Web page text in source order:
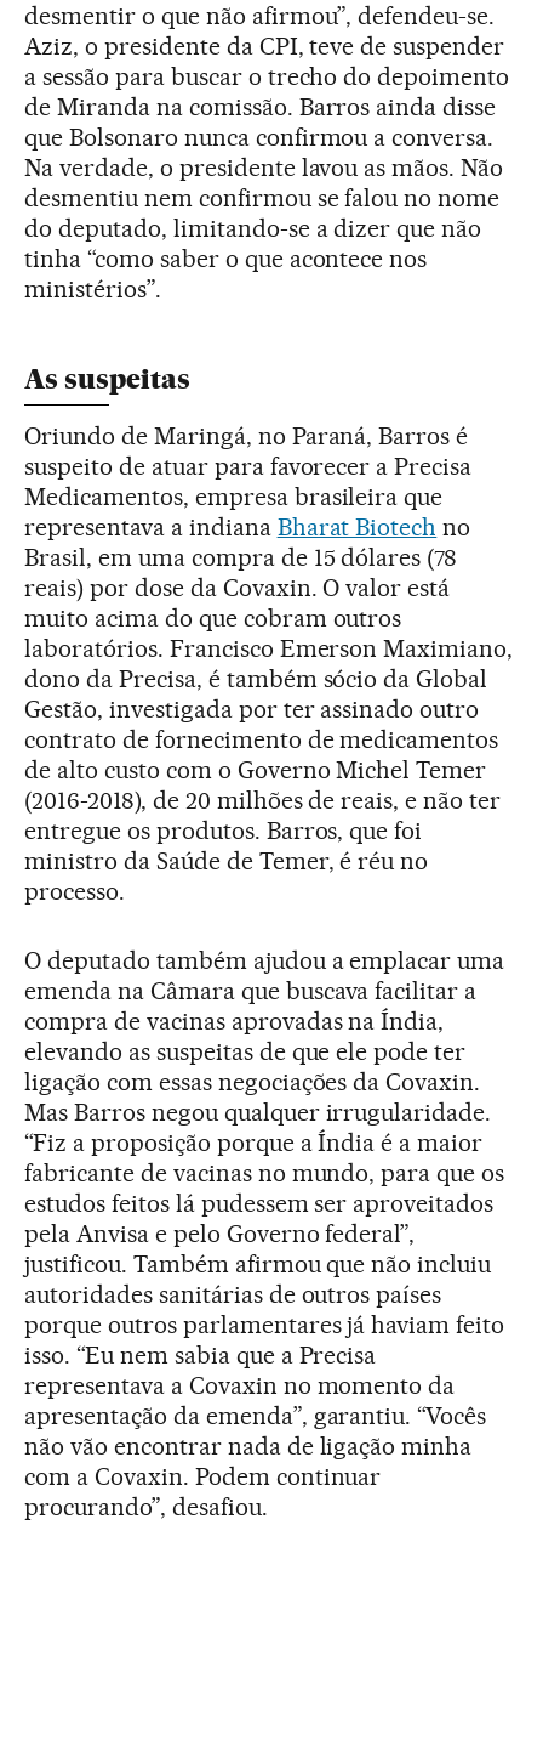
desmentir o que não afirmou”, defendeu-se.
Aziz, o presidente da CPI, teve de suspender
a sessão para buscar o trecho do depoimento
de Miranda na comissão. Barros ainda disse
que Bolsonaro nunca confirmou a conversa.
Na verdade, o presidente lavou as mãos. Não
desmentiu nem confirmou se falou no nome
do deputado, limitando-se a dizer que não
tinha “como saber o que acontece nos
ministérios”.
As suspeitas
Oriundo de Maringá, no Paraná, Barros é
suspeito de atuar para favorecer a Precisa
Medicamentos, empresa brasileira que
representava a indiana Bharat Biotech no
Brasil, em uma compra de 15 dólares (78
reais) por dose da Covaxin. O valor está
muito acima do que cobram outros
laboratórios. Francisco Emerson Maximiano,
dono da Precisa, é também sócio da Global
Gestão, investigada por ter assinado outro
contrato de fornecimento de medicamentos
de alto custo com o Governo Michel Temer
(2016-2018), de 20 milhões de reais, e não ter
entregue os produtos. Barros, que foi
ministro da Saúde de Temer, é réu no
processo.
O deputado também ajudou a emplacar uma
emenda na Câmara que buscava facilitar a
compra de vacinas aprovadas na Índia,
elevando as suspeitas de que ele pode ter
ligação com essas negociações da Covaxin.
Mas Barros negou qualquer irrugularidade.
“Fiz a proposição porque a Índia é a maior
fabricante de vacinas no mundo, para que os
estudos feitos lá pudessem ser aproveitados
pela Anvisa e pelo Governo federal”,
justificou. Também afirmou que não incluiu
autoridades sanitárias de outros países
porque outros parlamentares já haviam feito
isso. “Eu nem sabia que a Precisa
representava a Covaxin no momento da
apresentação da emenda”, garantiu. “Vocês
não vão encontrar nada de ligação minha
com a Covaxin. Podem continuar
procurando”, desafiou.